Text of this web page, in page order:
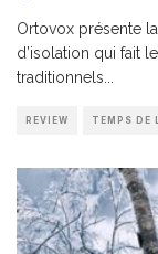
Ortovox présente
d’isolation qui fait
traditionnels...
REVIEW TEMPS DE